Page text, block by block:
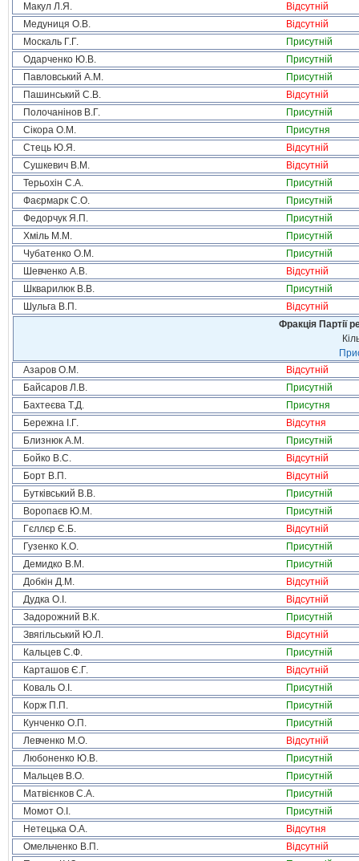
Макул Л.Я.
Відсутній
Медуниця О.В.
Відсутній
Москаль Г.Г.
Присутній
Одарченко Ю.В.
Присутній
Павловський А.М.
Присутній
Пашинський С.В.
Відсутній
Полочанінов В.Г.
Присутній
Сікора О.М.
Присутня
Стець Ю.Я.
Відсутній
Сушкевич В.М.
Відсутній
Терьохін С.А.
Присутній
Фаєрмарк С.О.
Присутній
Федорчук Я.П.
Присутній
Хміль М.М.
Присутній
Чубатенко О.М.
Присутній
Шевченко А.В.
Відсутній
Шкварилюк В.В.
Присутній
Шульга В.П.
Відсутній
Фракція Партії
Азаров О.М.
Відсутній
Байсаров Л.В.
Присутній
Бахтеєва Т.Д.
Присутня
Бережна І.Г.
Відсутня
Близнюк А.М.
Присутній
Бойко В.С.
Відсутній
Борт В.П.
Відсутній
Бутківський В.В.
Присутній
Воропаєв Ю.М.
Присутній
Гєллєр Є.Б.
Відсутній
Гузенко К.О.
Присутній
Демидко В.М.
Присутній
Добкін Д.М.
Відсутній
Дудка О.І.
Відсутній
Задорожний В.К.
Присутній
Звягільський Ю.Л.
Відсутній
Кальцев С.Ф.
Присутній
Карташов Є.Г.
Відсутній
Коваль О.І.
Присутній
Корж П.П.
Присутній
Кунченко О.П.
Присутній
Левченко М.О.
Відсутній
Любоненко Ю.В.
Присутній
Мальцев В.О.
Присутній
Матвієнков С.А.
Присутній
Момот О.І.
Присутній
Нетецька О.А.
Відсутня
Омельченко В.П.
Відсутній